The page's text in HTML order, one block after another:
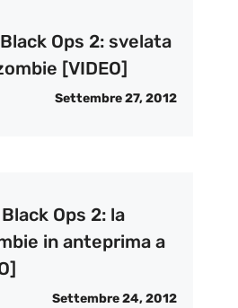
Ops 2: svelata
[VIDEO]
Settembre 27, 2012
Ops 2: la
in anteprima a
Settembre 24, 2012